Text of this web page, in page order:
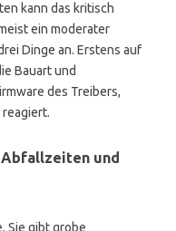
kann das kritisch
ein moderater
Dinge an. Erstens auf
Bauart und
des Treibers,
reagiert.
und
Sie gibt grobe